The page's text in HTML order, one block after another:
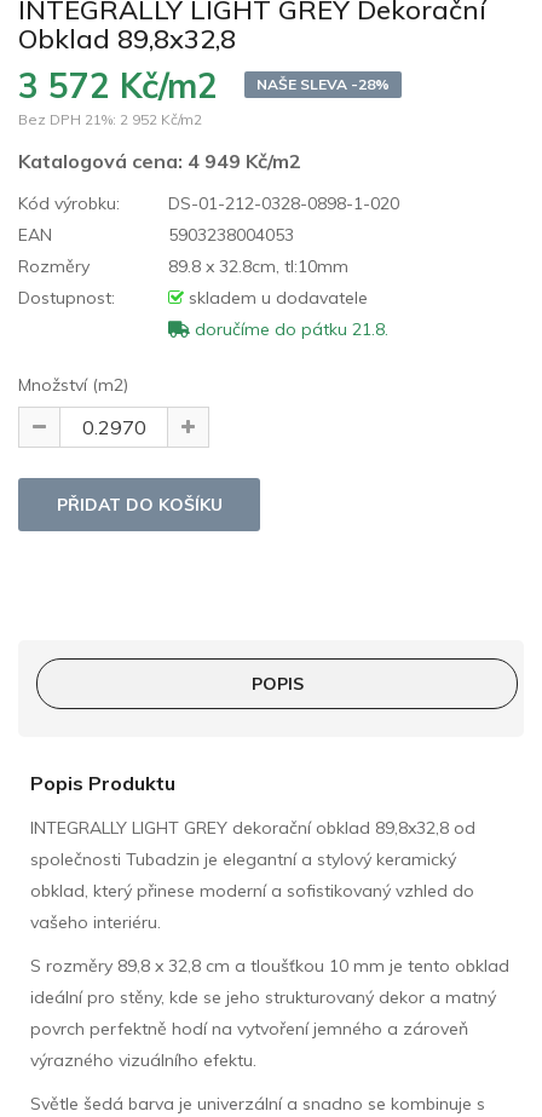
INTEGRALLY LIGHT GREY Dekorační
Obklad 89,8x32,8
3 572 Kč/m2
NAŠE SLEVA -28%
Bez DPH 21%: 2 952 Kč/m2
Katalogová cena: 4 949 Kč/m2
Kód výrobku:
DS-01-212-0328-0898-1-020
EAN
5903238004053
Rozměry
89.8 x 32.8cm, tl:10mm
Dostupnost:
skladem u dodavatele
doručíme do pátku 21.8.
Množství (m2)
POPIS
Popis Produktu
INTEGRALLY LIGHT GREY dekorační obklad 89,8x32,8 od
společnosti Tubadzin je elegantní a stylový keramický
obklad, který přinese moderní a sofistikovaný vzhled do
vašeho interiéru.
S rozměry 89,8 x 32,8 cm a tloušťkou 10 mm je tento obklad
ideální pro stěny, kde se jeho strukturovaný dekor a matný
povrch perfektně hodí na vytvoření jemného a zároveň
výrazného vizuálního efektu.
Světle šedá barva je univerzální a snadno se kombinuje s